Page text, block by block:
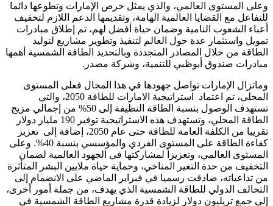
وعلى المستوى العالمي، والذي يمثل حرص الإمارات وتطوعها دائما
للتفاعل مع القضايا العالمية الهامة، وتقديمها الدعم اللازم لتخفيف
أعباء الشعوب النامية وضمان حياة أفضل لهم، تم إطلاق مبادرات
تمويل واستثمار عدة حول العالم لتنفيذ وتطوير مشاريع لتوليد
الطاقة من خلال المصادر المتجددة وبالتحديد الطاقة الشمسية أهمها
مبادرات صندوق أبوظبي للتنمية، وشركة مصدر.
وماتزال الإمارات تواصل جهودها في هذا المجال فعلى المستوى
المحلي، تم اعتماد استراتيجية الامارات للطاقة 2050، والتي
تستهدف الوصول بنسبة الطاقة النظيفة إلى 50% من إجمالي مزيج
الطاقة المحلي، وتستهدف هذه الاستراتيجية توفير 190 مليار دولار
تقريبا من الكلفة العامة للطاقة حتى عام 2050، إضافة إلى تعزيز
كفاءة الطاقة على المستوى الفردي والمؤسسي بنسبة 40%. وعلى
المستوى العالمي، وتعزيزاً لمشاركتها في الجهود العالمية لضمان
التخفيف من حدة التغير المناخي، وحماية حياة ملايين البشر المتأثرة
من تداعياته، صادقت رسميا في فبراير الماضي على الانضمام إلى
التحالف الدولي للطاقة الشمسية الذي يهدف، من جملة أمور أخرى،
إلى جمع تريليون دولار لزيادة قدرة مشاريع الطاقة الشمسية في